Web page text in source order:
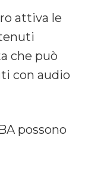
attiva le
che può
con audio
possono